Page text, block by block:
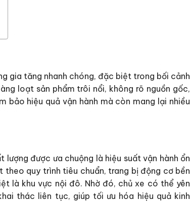
gia tăng nhanh chóng, đặc biệt trong bối cảnh
loạt sản phẩm trôi nổi, không rõ nguồn gốc,
hiệu quả vận hành mà còn mang lại nhiều
lượng được ưa chuộng là hiệu suất vận hành ổn
theo quy trình tiêu chuẩn, trang bị động cơ bền
là khu vực nội đô. Nhờ đó, chủ xe có thể yên
thác liên tục, giúp tối ưu hóa hiệu quả kinh